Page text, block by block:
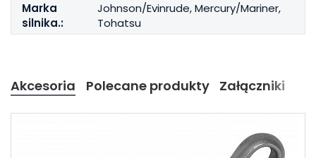
Marka
silnika.:
Johnson/Evinrude, Mercury/Mariner,
Tohatsu
Akcesoria Polecane produkty Załączniki